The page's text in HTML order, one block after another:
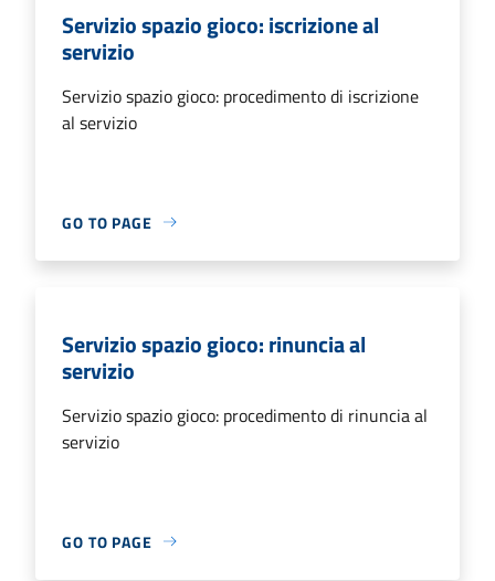
Servizio spazio gioco: iscrizione al
servizio
Servizio spazio gioco: procedimento di iscrizione
al servizio
GO TO PAGE
Servizio spazio gioco: rinuncia al
servizio
Servizio spazio gioco: procedimento di rinuncia al
servizio
GO TO PAGE